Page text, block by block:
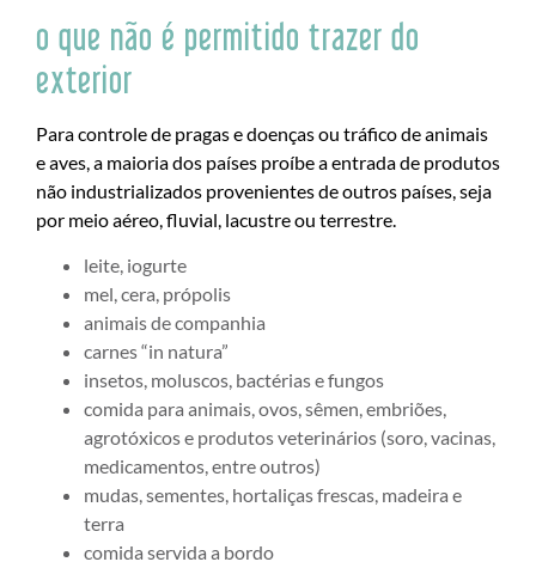
o que não é permitido trazer do
exterior
Para controle de pragas e doenças ou tráfico de animais
e aves, a maioria dos países proíbe a entrada de produtos
não industrializados provenientes de outros países, seja
por meio aéreo, fluvial, lacustre ou terrestre.
leite, iogurte
mel, cera, própolis
animais de companhia
carnes “in natura”
insetos, moluscos, bactérias e fungos
comida para animais, ovos, sêmen, embriões,
agrotóxicos e produtos veterinários (soro, vacinas,
medicamentos, entre outros)
mudas, sementes, hortaliças frescas, madeira e
terra
comida servida a bordo